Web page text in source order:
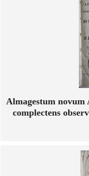
Almagestum novum
complectens